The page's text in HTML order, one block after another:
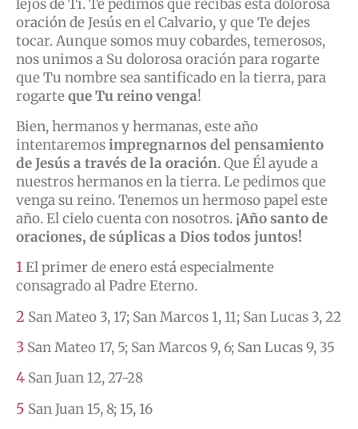
lejos de Ti. Te pedimos que recibas esta dolorosa
oración de Jesús en el Calvario, y que Te dejes
tocar. Aunque somos muy cobardes, temerosos,
nos unimos a Su dolorosa oración para rogarte
que Tu nombre sea santificado en la tierra, para
rogarteque Tu reino venga!
Bien, hermanos y hermanas, este año
intentaremosimpregnarnos del pensamiento
de Jesús a través de la oración. Que Él ayude a
nuestros hermanos en la tierra. Le pedimos que
venga su reino. Tenemos un hermoso papel este
año. El cielo cuenta con nosotros. ¡Año santo de
oraciones, de súplicas a Dios todos juntos!
1El primer de enero está especialmente
consagrado al Padre Eterno.
2 San Mateo 3, 17; San Marcos 1, 11; San Lucas 3, 22
3 San Mateo 17, 5; San Marcos 9, 6; San Lucas 9, 35
4 San Juan 12, 27-28
5 San Juan 15, 8; 15, 16